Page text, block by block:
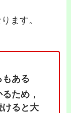
ます。
もある
ため，
けると大